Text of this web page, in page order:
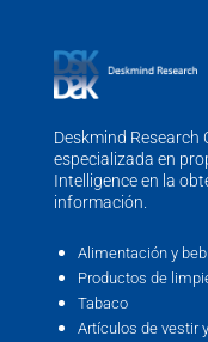
Deskmind
especializada en
Intelligence en la
información.
Alimentación y
Productos de
Tabaco
Artículos de vestir